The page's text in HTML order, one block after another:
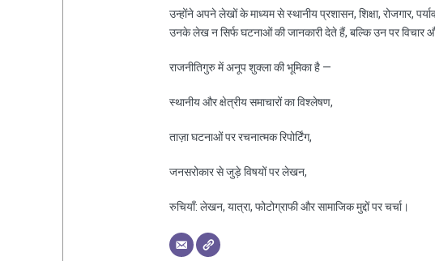
उन्होंने अपने लेखों के माध्यम से स्थानीय प्रशासन, शिक्षा, रोजगार,
उनके लेख न सिर्फ घटनाओं की जानकारी देते हैं, बल्कि उन पर विचार
राजनीतिगुरु में अनूप शुक्ला की भूमिका है —
स्थानीय और क्षेत्रीय समाचारों का विश्लेषण,
ताज़ा घटनाओं पर रचनात्मक रिपोर्टिंग,
जनसरोकार से जुड़े विषयों पर लेखन,
रुचियाँ: लेखन, यात्रा, फोटोग्राफी और सामाजिक मुद्दों पर चर्चा।